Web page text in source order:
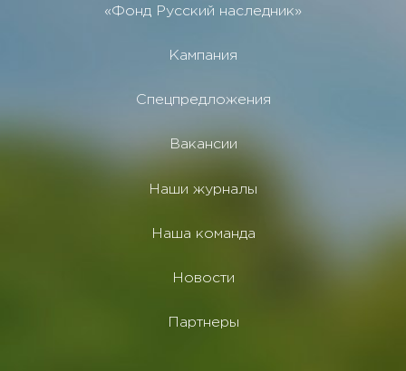
«Фонд Русский наследник»
Кампания
Спецпредложения
Вакансии
Наши журналы
Наша команда
Новости
Партнеры